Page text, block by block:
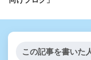
この記事を書いた